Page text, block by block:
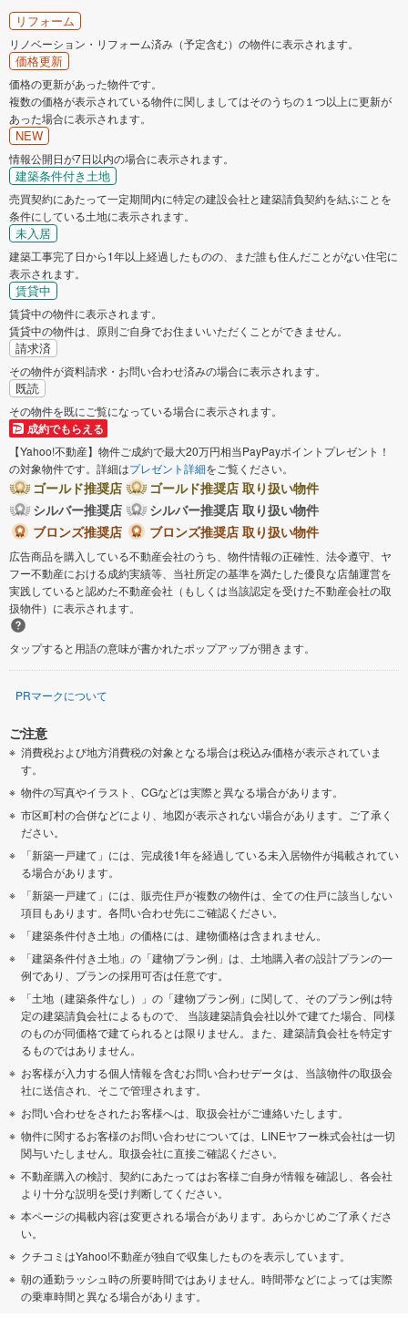
リフォーム
リノベーション・リフォーム済み（予定含む）の物件に表示されます。
価格更新
価格の更新があった物件です。
複数の価格が表示されている物件に関しましてはそのうちの１つ以上に更新が
あった場合に表示されます。
NEW
情報公開日が7日以内の場合に表示されます。
建築条件付き土地
売買契約にあたって一定期間内に特定の建設会社と建築請負契約を結ぶことを
条件にしている土地に表示されます。
未入居
建築工事完了日から1年以上経過したものの、まだ誰も住んだことがない住宅に
表示されます。
賃貸中
賃貸中の物件に表示されます。
賃貸中の物件は、原則ご自身でお住まいいただくことができません。
請求済
その物件が資料請求・お問い合わせ済みの場合に表示されます。
既読
その物件を既にご覧になっている場合に表示されます。
成約でもらえる
【Yahoo!不動産】物件ご成約で最大20万円相当PayPayポイントプレゼント！
の対象物件です。詳細はプレゼント詳細をご覧ください。
ゴールド推奨店
ゴールド推奨店 取り扱い物件
シルバー推奨店
シルバー推奨店 取り扱い物件
ブロンズ推奨店
ブロンズ推奨店 取り扱い物件
広告商品を購入している不動産会社のうち、物件情報の正確性、法令遵守、ヤ
フー不動産における成約実績等、当社所定の基準を満たした優良な店舗運営を
実践していると認めた不動産会社（もしくは当該認定を受けた不動産会社の取
扱物件）に表示されます。
タップすると用語の意味が書かれたポップアップが開きます。
PRマークについて
ご注意
消費税および地方消費税の対象となる場合は税込み価格が表示されていま
す。
物件の写真やイラスト、CGなどは実際と異なる場合があります。
市区町村の合併などにより、地図が表示されない場合があります。ご了承く
ださい。
「新築一戸建て」には、完成後1年を経過している未入居物件が掲載されてい
る場合があります。
「新築一戸建て」には、販売住戸が複数の物件は、全ての住戸に該当しない
項目もあります。各問い合わせ先にご確認ください。
「建築条件付き土地」の価格には、建物価格は含まれません。
「建築条件付き土地」の「建物プラン例」は、土地購入者の設計プランの一
例であり、プランの採用可否は任意です。
「土地（建築条件なし）」の「建物プラン例」に関して、そのプラン例は特
定の建築請負会社によるもので、 当該建築請負会社以外で建てた場合、同様
のものが同価格で建てられるとは限りません。また、建築請負会社を特定す
るものではありません。
お客様が入力する個人情報を含むお問い合わせデータは、当該物件の取扱会
社に送信され、そこで管理されます。
お問い合わせをされたお客様へは、取扱会社がご連絡いたします。
物件に関するお客様のお問い合わせについては、LINEヤフー株式会社は一切
関与いたしません。取扱会社に直接ご確認ください。
不動産購入の検討、契約にあたってはお客様ご自身が情報を確認し、各会社
より十分な説明を受け判断してください。
本ページの掲載内容は変更される場合があります。あらかじめご了承くださ
い。
クチコミはYahoo!不動産が独自で収集したものを表示しています。
朝の通勤ラッシュ時の所要時間ではありません。時間帯などによっては実際
の乗車時間と異なる場合があります。